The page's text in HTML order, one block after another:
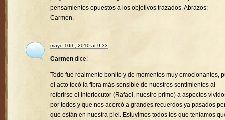
pensamientos opuestos a los objetivos trazados. Abrazos:
Carmen.
mayo 10th, 2010 at 9:33
Carmen dice:
Todo fue realmente bonito y de momentos muy emocionantes,
el acto tocó la fibra más sensible de nuestros sentimientos al
referirse el interlocutor (Rafael, nuestro primo) a aspectos
por todos y que nos acercó a grandes recuerdos ya pasados
que están en nuestra piel. Estuvimos todos los que teníamos